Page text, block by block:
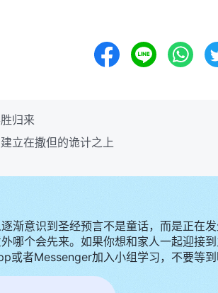
归来
立在撒但的诡计之上
渐意识到圣经预言不是童话，而是正在发
哪个会先来。如果你想和家人一起迎接
或者Messenger加入小组学习，不要等到